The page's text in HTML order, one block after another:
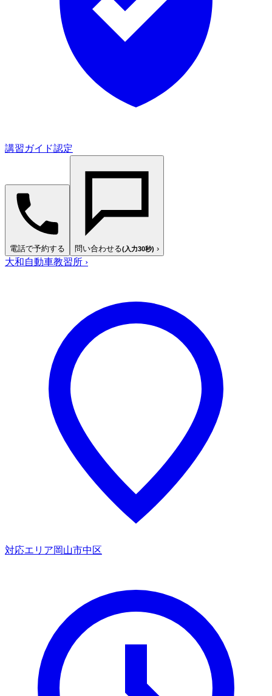
講習ガイド認定
電話で予約する 問い合わせる(入力30秒) ›
大和自動車教習所 ›
対応エリア岡山市中区